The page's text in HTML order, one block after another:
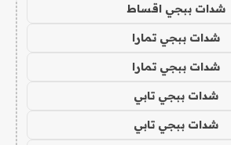
شدات ببجي اقساط
شدات ببجي تمارا
شدات ببجي تمارا
شدات ببجي تابي
شدات ببجي تابي